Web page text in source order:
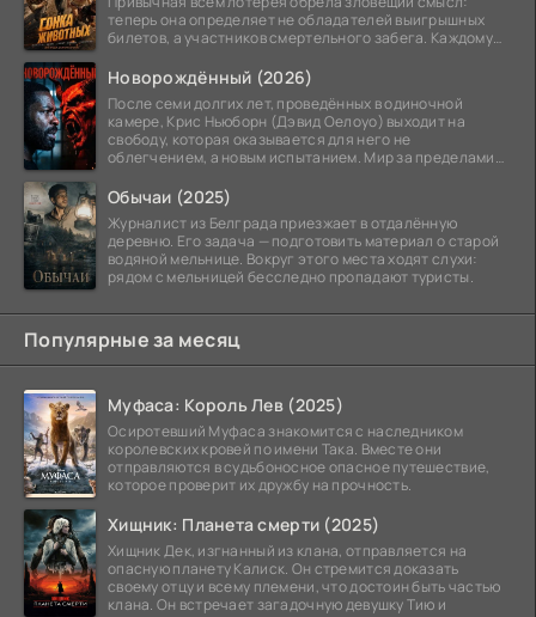
теперь она определяет не обладателей выигрышных
билетов, а участников смертельного забега. Каждому
Новорождённый (2026)
После семи долгих лет, проведённых в одиночной
камере, Крис Ньюборн (Дэвид Оелоуо) выходит на
свободу, которая оказывается для него не
облегчением, а новым испытанием. Мир за пределами
Обычаи (2025)
Журналист из Белграда приезжает в отдалённую
деревню. Его задача — подготовить материал о старой
водяной мельнице. Вокруг этого места ходят слухи:
рядом с мельницей бесследно пропадают туристы.
Популярные за месяц
Муфаса: Король Лев (2025)
Осиротевший Муфаса знакомится с наследником
королевских кровей по имени Така. Вместе они
отправляются в судьбоносное опасное путешествие,
которое проверит их дружбу на прочность.
Хищник: Планета смерти (2025)
Хищник Дек, изгнанный из клана, отправляется на
опасную планету Калиск. Он стремится доказать
своему отцу и всему племени, что достоин быть частью
клана. Он встречает загадочную девушку Тию и